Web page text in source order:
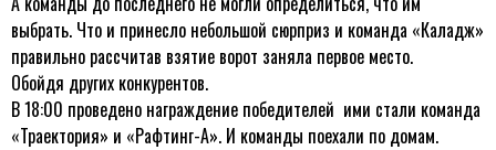
выбрать. Что и принесло небольшой сюрприз и команда «Каладж»
правильно рассчитав взятие ворот заняла первое место.
Обойдя других конкурентов.
В 18:00 проведено награждение победителей ими стали команда
«Траектория» и «Рафтинг-А». И команды поехали по домам.